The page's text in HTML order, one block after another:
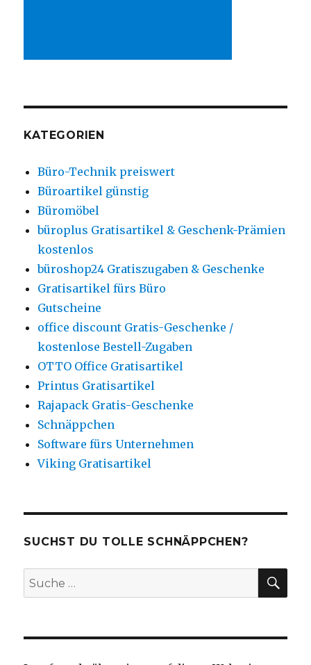
KATEGORIEN
Büro-Technik preiswert
Büroartikel günstig
Büromöbel
büroplus Gratisartikel & Geschenk-Prämien
kostenlos
büroshop24 Gratiszugaben & Geschenke
Gratisartikel fürs Büro
Gutscheine
office discount Gratis-Geschenke /
kostenlose Bestell-Zugaben
OTTO Office Gratisartikel
Printus Gratisartikel
Rajapack Gratis-Geschenke
Schnäppchen
Software fürs Unternehmen
Viking Gratisartikel
SUCHST DU TOLLE SCHNÄPPCHEN?
Suche
nach: